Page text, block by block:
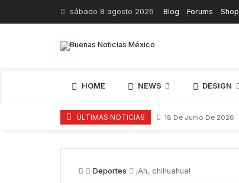
sábado 8 agosto 2026 Blog Forums Shop
HOME NEWS DESIGN
ÚLTIMAS NOTICIAS 18 De Junio De 2026
Deportes ¡Ah, chihuahua!